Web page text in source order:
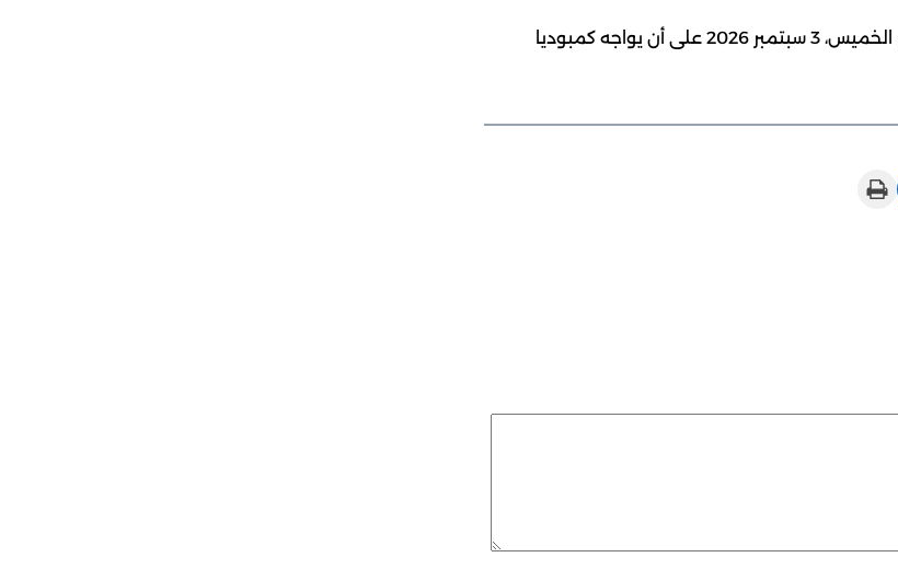
فيما يواجه منتخبنا الوطني الشقيق اليمني في ثاني المواجهات يوم الخميس، 3 سبتمبر 2026 على أن يواجه كمبوديا
Print this Page